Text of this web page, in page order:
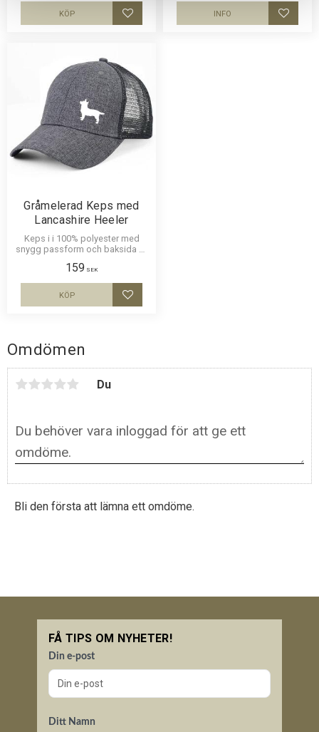
Omdömen
Du
Bli den första att lämna ett omdöme.
Lägg till i favoriter
KÖP
Lägg
INFO
Gråmelerad Keps med
Lancashire Heeler
Keps i i 100% polyester med
snygg passform och baksida av
Lancashire Heeler. Luftig och
skön keps.
159 SEK
Lägg till i favoriter
KÖP
FÅ TIPS OM NYHETER!
Din e-post
Ditt Namn